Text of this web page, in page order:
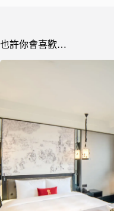
也許你會喜歡…